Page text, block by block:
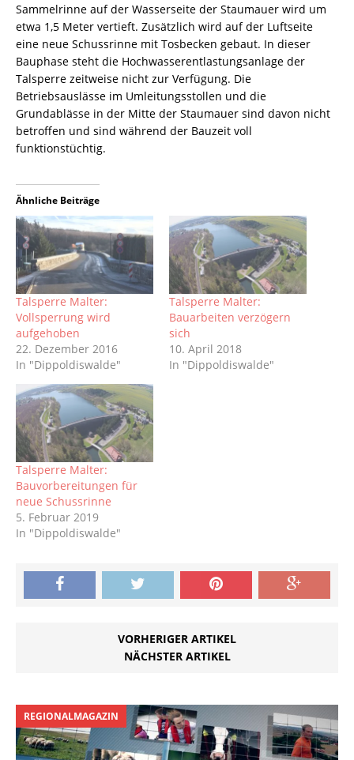
Sammelrinne auf der Wasserseite der Staumauer wird um
etwa 1,5 Meter vertieft. Zusätzlich wird auf der Luftseite
eine neue Schussrinne mit Tosbecken gebaut. In dieser
Bauphase steht die Hochwasserentlastungsanlage der
Talsperre zeitweise nicht zur Verfügung. Die
Betriebsauslässe im Umleitungsstollen und die
Grundablässe in der Mitte der Staumauer sind davon nicht
betroffen und sind während der Bauzeit voll
funktionstüchtig.
Ähnliche Beiträge
Talsperre Malter:
Vollsperrung wird
aufgehoben
22. Dezember 2016
In "Dippoldiswalde"
Talsperre Malter:
Bauarbeiten verzögern
sich
10. April 2018
In "Dippoldiswalde"
Talsperre Malter:
Bauvorbereitungen für
neue Schussrinne
5. Februar 2019
In "Dippoldiswalde"
VORHERIGER ARTIKEL
NÄCHSTER ARTIKEL
REGIONALMAGAZIN